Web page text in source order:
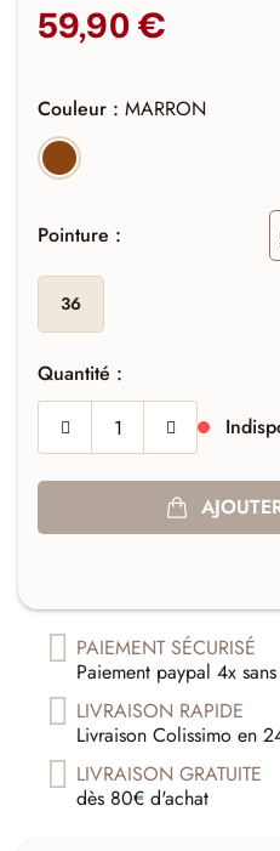
59,90 €
Couleur : MARRON
MARRON
Pointure :
36
Quantité :
PAIEMENT SÉCURISÉ
Paiement paypal 4x
LIVRAISON RAPIDE
Livraison Colissimo en
LIVRAISON GRATUITE
dès 80€ d'achat